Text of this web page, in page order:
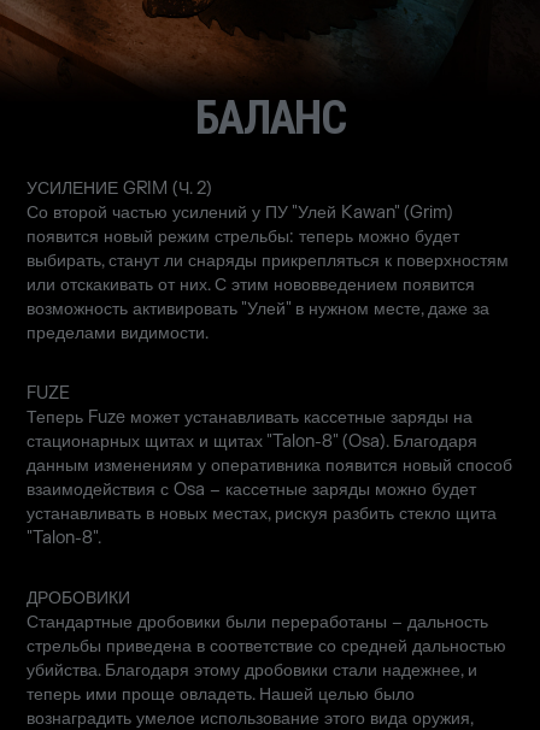
БАЛАНС
УСИЛЕНИЕ GRIM (Ч. 2)
Со второй частью усилений у ПУ "Улей Kawan" (Grim)
появится новый режим стрельбы: теперь можно будет
выбирать, станут ли снаряды прикрепляться к поверхностям
или отскакивать от них. С этим нововведением появится
возможность активировать "Улей" в нужном месте, даже за
пределами видимости.
FUZE
Теперь Fuze может устанавливать кассетные заряды на
стационарных щитах и щитах "Talon-8" (Osa). Благодаря
данным изменениям у оперативника появится новый способ
взаимодействия с Osa – кассетные заряды можно будет
устанавливать в новых местах, рискуя разбить стекло щита
"Talon-8".
ДРОБОВИКИ
Стандартные дробовики были переработаны – дальность
стрельбы приведена в соответствие со средней дальностью
убийства. Благодаря этому дробовики стали надежнее, и
теперь ими проще овладеть. Нашей целью было
вознаградить умелое использование этого вида оружия,